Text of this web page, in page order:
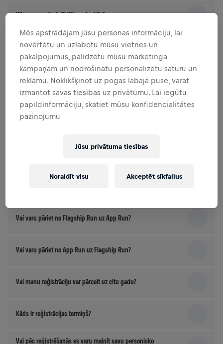
Kā es varu atbalstīt Wings for Life?
Kā tiek izmantota mana dalības maksa?
REĢISTRĀCIJA
Kas var piedalīties?
Vai varu pāriet no Flagship Run uz App Run?
Vai varu pāriet no App Run uz Flagship Run?
Vai manu reģistrāciju var pārcelt uz citu gadu?
Kāds ir reģistrācijas termiņš?
Vai pēc reģistrēšanās es varu mainīt savu personisko
Mēs apstrādājam jūsu personas informāciju, lai
novērtētu un uzlabotu mūsu vietnes un
pakalpojumus, palīdzētu mūsu mārketinga
kampaņām un nodrošinātu personalizētu saturu un
reklāmu. Noklikšķinot uz pogas labajā pusē, varat
izmantot savas tiesības uz privātumu. Lai iegūtu
papildinformāciju, skatiet mūsu konfidencialitātes
paziņojumu
Jūsu privātuma tiesības
Noraidīt visu Akceptēt sīkfailus